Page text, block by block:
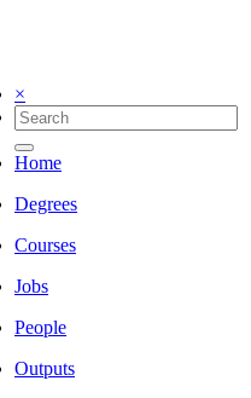
×
Home
Degrees
Courses
Jobs
People
Outputs